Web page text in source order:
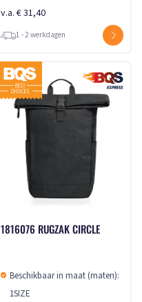
v.a. € 31,40
1 - 2 werkdagen
1816076 RUGZAK CIRCLE
Beschikbaar in maat (maten):
1SIZE